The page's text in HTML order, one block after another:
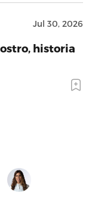
Jul 30, 2026
historia